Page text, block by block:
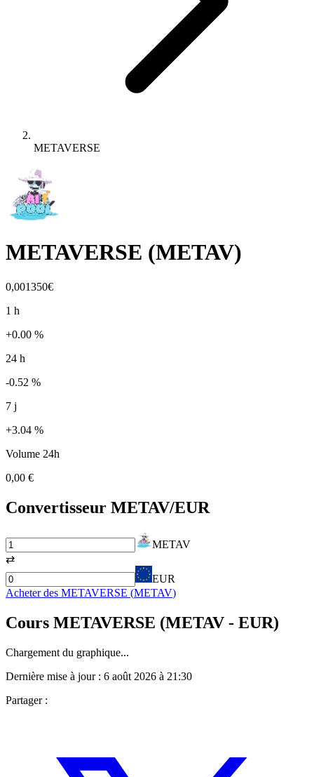
METAVERSE
METAVERSE (METAV)
0,001350€
1 h
+0.00 %
24 h
-0.52 %
7 j
+3.04 %
Volume 24h
0,00 €
Convertisseur METAV/EUR
METAV
⇄
EUR
Acheter des METAVERSE (METAV)
Cours METAVERSE (METAV - EUR)
Chargement du graphique...
Dernière mise à jour : 6 août 2026 à 21:30
Partager :